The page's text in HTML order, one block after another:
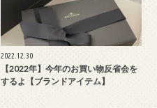
2022.12.30
【2022年】今年のお買い物反省会を
するよ【ブランドアイテム】